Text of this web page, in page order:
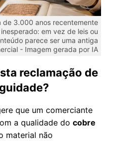
de 3.000 anos recentemente
em vez de leis ou
parece ser uma antiga
- Imagem gerada por IA
reclamação de
que um comerciante
a qualidade do cobre
material não